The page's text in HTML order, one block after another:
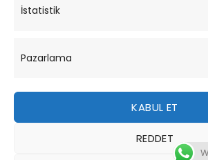
İstatistik
Pazarlama
KABUL ET
REDDET
Sipariş Takibi
Bu site, size daha iyi bir tarama
çerezler kullanmaktadır. Bu web